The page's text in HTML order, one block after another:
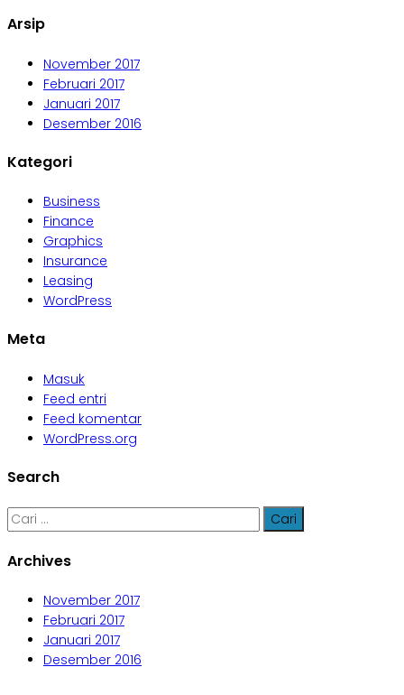
Arsip
November 2017
Februari 2017
Januari 2017
Desember 2016
Kategori
Business
Finance
Graphics
Insurance
Leasing
WordPress
Meta
Masuk
Feed entri
Feed komentar
WordPress.org
Search
Cari
untuk:
Archives
November 2017
Februari 2017
Januari 2017
Desember 2016